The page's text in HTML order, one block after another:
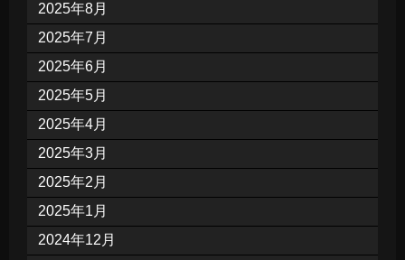
2025年8月
2025年7月
2025年6月
2025年5月
2025年4月
2025年3月
2025年2月
2025年1月
2024年12月